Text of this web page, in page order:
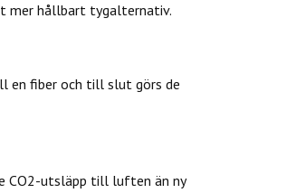
mer hållbart tygalternativ.
en fiber och till slut görs de
CO2-utsläpp till luften än ny